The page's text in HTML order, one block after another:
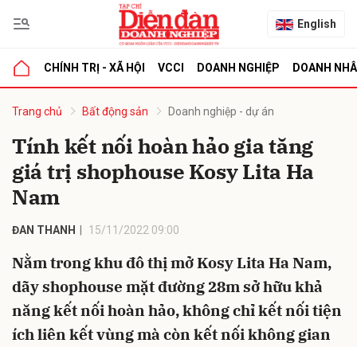
English
CHÍNH TRỊ - XÃ HỘI VCCI DOANH NGHIỆP DOANH
Trang chủ Bất động sản Doanh nghiệp - dự án
Tính kết nối hoàn hảo gia tăng
giá trị shophouse Kosy Lita Ha
Nam
ĐAN THANH 15/11/2022 09:00
Nằm trong khu đô thị mở Kosy Lita Ha Nam,
dãy shophouse mặt đường 28m sở hữu khả
năng kết nối hoàn hảo, không chỉ kết nối tiện
ích liên kết vùng mà còn kết nối không gian
luận
Hủy